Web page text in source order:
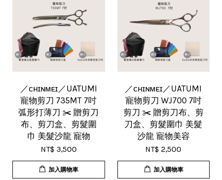
／ᴄʜɪɴᴍᴇɪ／UATUMI
寵物剪刀 735MT 7吋
弧形打薄刀 ✂️ 贈剪刀
布、剪刀盒、剪髮圍
巾 美髮沙龍 寵物
NT$ 3,500
加入購物車
／ᴄʜɪɴᴍᴇɪ／UATUMI
寵物剪刀 WJ700 7吋
剪刀 ✂️ 贈剪刀布、剪
刀盒、剪髮圍巾 美髮
沙龍 寵物美容
NT$ 2,500
加入購物車